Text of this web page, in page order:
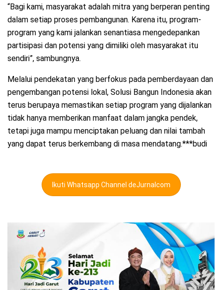
“Bagi kami, masyarakat adalah mitra yang berperan penting
dalam setiap proses pembangunan. Karena itu, program-
program yang kami jalankan senantiasa mengedepankan
partisipasi dan potensi yang dimiliki oleh masyarakat itu
sendiri”, sambungnya.
Melalui pendekatan yang berfokus pada pemberdayaan dan
pengembangan potensi lokal, Solusi Bangun Indonesia akan
terus berupaya memastikan setiap program yang dijalankan
tidak hanya memberikan manfaat dalam jangka pendek,
tetapi juga mampu menciptakan peluang dan nilai tambah
yang dapat terus berkembang di masa mendatang.***budi
Ikuti Whatsapp Channel deJurnalcom